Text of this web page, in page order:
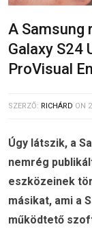
A Samsung
Galaxy S24
ProVisual
SZERZŐ: RICHÁRD ON
Úgy látszik, a
nemrég
eszközeinek
másikat, ami a
működtető